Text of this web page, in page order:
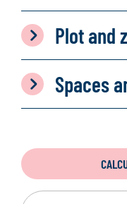
Plot and
Spaces